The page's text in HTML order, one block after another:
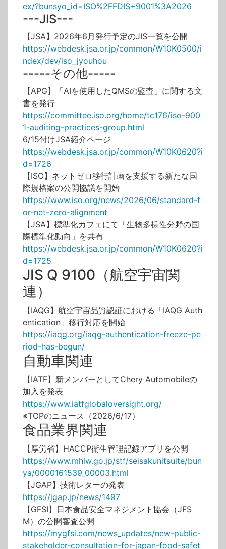
ex/?bunsyo_id=ISO%2FFDIS+9001%3A2026
---JIS---
【JSA】2026年6月発行予定のJIS一覧を公開
https://webdesk.jsa.or.jp/common/W10K0500/i
ndex/dev/iso_jyouhou
-----その他-----
【APG】「AIを使用したQMSの監査」に関する文
書を発行
https://committee.iso.org/home/tc176/iso-900
1-auditing-practices-group.html
6/15付けJSA紹介ページ
https://webdesk.jsa.or.jp/common/W10K0620?i
d=1726
【ISO】ネットゼロ移行計画を支援する新たな国
際規格案の公開協議を開始
https://www.iso.org/news/2026/06/standard-f
or-net-zero-alignment
【JSA】標準化カフェにて「生物多様性分野の国
際標準化動向」を共有
https://webdesk.jsa.or.jp/common/W10K0620?i
d=1725
JIS Q 9100（航空宇宙関
連）
【IAQG】航空宇宙品質認証における「IAQG Auth
entication」移行対応を開始
https://iaqg.org/iaqg-authentication-freeze-pe
riod-has-begun/
自動車関連
【IATF】新メンバーとしてChery Automobileの
加入を発表
https://www.iatfglobaloversight.org/
※TOPのニュース（2026/6/17）
食品業界関連
【厚労省】HACCP衛生管理記録アプリを公開
https://www.mhlw.go.jp/stf/seisakunitsuite/bun
ya/0000161539_00003.html
【JGAP】技術レターの発表
https://jgap.jp/news/1497
【GFSI】日本食品安全マネジメント協会（JFS
M）の公開審査公開
https://mygfsi.com/news_updates/new-public-
stakeholder-consultation-for-japan-food-safet